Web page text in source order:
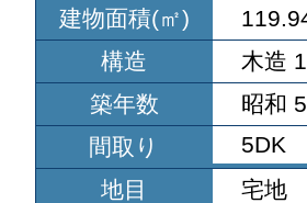
建物面積(㎡)
構造
木造
築年数
昭和
間取り
5DK
地目
宅地